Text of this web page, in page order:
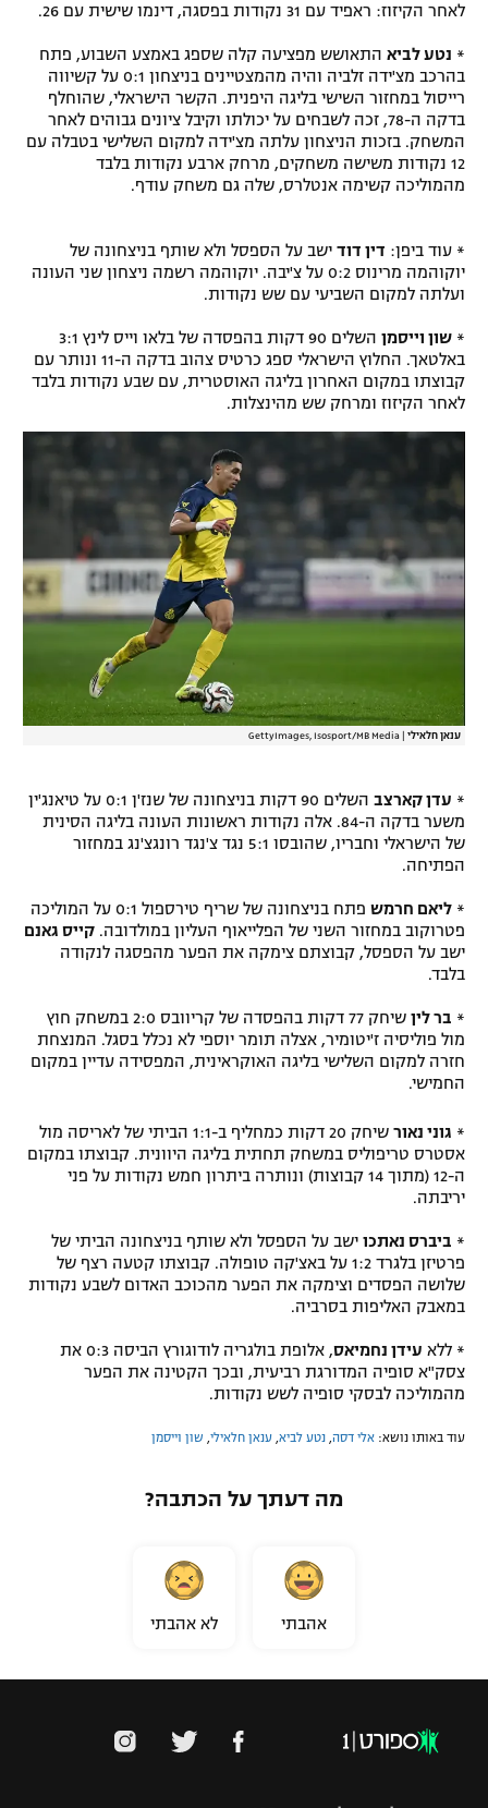
המגזין
לאחר הקיזוז: ראפיד עם 31 נקודות בפסגה, דינמו שישית עם 26.
* נטע לביא התאושש מפציעה קלה שספג באמצע השבוע, פתח
בהרכב מצ'ידה זלביה והיה מהמצטיינים בניצחון 0:1 על קשיווה
רייסול במחזור השישי בליגה היפנית. הקשר הישראלי, שהוחלף
בדקה ה-78, זכה לשבחים על יכולתו וקיבל ציונים גבוהים לאחר
המשחק. בזכות הניצחון עלתה מצ'ידה למקום השלישי בטבלה עם
12 נקודות משישה משחקים, מרחק ארבע נקודות בלבד
מהמוליכה קשימה אנטלרס, שלה גם משחק עודף.
* עוד ביפן: דין דוד ישב על הספסל ולא שותף בניצחונה של
יוקוהמה מרינוס 0:2 על צ'יבה. יוקוהמה רשמה ניצחון שני העונה
ועלתה למקום השביעי עם שש נקודות.
* שון וייסמן
השלים 90 דקות בהפסדה של בלאו וייס לינץ 3:1
באלטאך. החלוץ הישראלי ספג כרטיס צהוב בדקה ה-11 ונותר עם
קבוצתו במקום האחרון בליגה האוסטרית, עם שבע נקודות בלבד
לאחר הקיזוז ומרחק שש מהינצלות.
ענאן חלאילי GettyImages, Isosport/MB Media
* עדן קארצב
השלים 90 דקות בניצחונה של שנז'ן 0:1 על טיאנג'ין
משער בדקה ה-84. אלה נקודות ראשונות העונה בליגה הסינית
של הישראלי וחבריו, שהובסו 5:1 נגד צ'נגד רונגצ'נג במחזור
הפתיחה.
* ליאם חרמש
פתח בניצחונה של שריף טירספול 0:1 על המוליכה
פטרוקוב במחזור השני של הפלייאוף העליון במולדובה. קייס גאנם
ישב על הספסל, קבוצתם צימקה את הפער מהפסגה לנקודה
בלבד.
* בר לין
שיחק 77 דקות בהפסדה של קריוובס 2:0 במשחק חוץ
מול פוליסיה ז'יטומיר, אצלה תומר יוספי לא נכלל בסגל. המנצחת
חזרה למקום השלישי בליגה האוקראינית, המפסידה עדיין במקום
החמישי.
* גוני נאור
שיחק 20 דקות כמחליף ב-1:1 הביתי של לאריסה מול
אסטרס טריפוליס במשחק תחתית בליגה היוונית. קבוצתו במקום
ה-12 (מתוך 14 קבוצות) ונותרה ביתרון חמש נקודות על פני
יריבתה.
* ביברס נאתכו ישב על הספסל ולא שותף בניצחונה הביתי של
פרטיזן בלגרד 1:2 על באצ'קה טופולה. קבוצתו קטעה רצף של
שלושה הפסדים וצימקה את הפער מהכוכב האדום לשבע נקודות
במאבק האליפות בסרביה.
* ללא עידן נחמיאס
, אלופת בולגריה לודוגורץ הביסה 0:3 את
צסק"א סופיה המדורגת רביעית, ובכך הקטינה את הפער
מהמוליכה לבסקי סופיה לשש נקודות.
עוד באותו נושא: אלי דסה, נטע לביא, ענאן חלאילי, שון וייסמן
מה דעתך על הכתבה?
אהבתי לא אהבתי